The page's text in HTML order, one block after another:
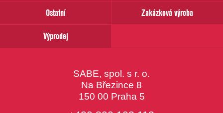
Ostatní
Zakázková výroba
Výprodej
SABE, spol. s r. o.
Na Březince 8
150 00 Praha 5